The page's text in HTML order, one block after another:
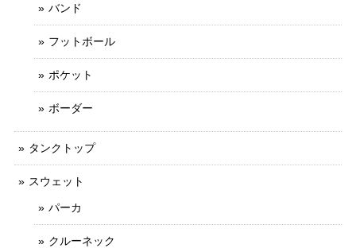
バンド
フットボール
ポケット
ボーダー
タンクトップ
スウェット
パーカ
クルーネック